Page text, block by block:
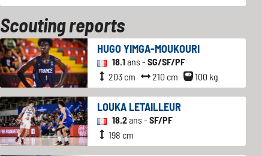
Scouting reports
HUGO YIMGA-MOUKOURI
18.1ans -SG/SF/PF
203 cm
210 cm 100 kg
LOUKA LETAILLEUR
18.2ans -SF/PF
198 cm